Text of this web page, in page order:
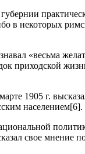
в некоторых
«весьма
1905 г.
населением[6].
свое мнение